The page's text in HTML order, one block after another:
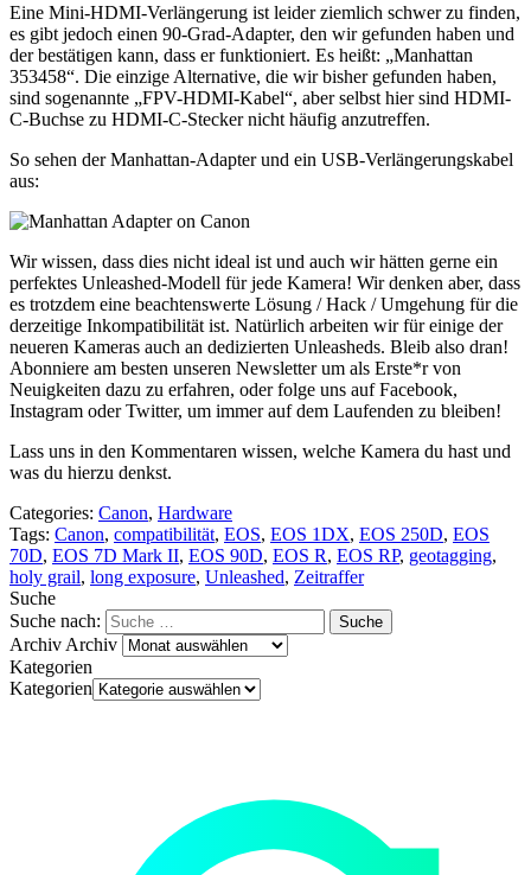
Eine Mini-HDMI-Verlängerung ist leider ziemlich schwer zu finden,
es gibt jedoch einen 90-Grad-Adapter, den wir gefunden haben und
der bestätigen kann, dass er funktioniert. Es heißt: „Manhattan
353458“. Die einzige Alternative, die wir bisher gefunden haben,
sind sogenannte „FPV-HDMI-Kabel“, aber selbst hier sind HDMI-
C-Buchse zu HDMI-C-Stecker nicht häufig anzutreffen.
So sehen der Manhattan-Adapter und ein USB-Verlängerungskabel
aus:
Wir wissen, dass dies nicht ideal ist und auch wir hätten gerne ein
perfektes Unleashed-Modell für jede Kamera! Wir denken aber, dass
es trotzdem eine beachtenswerte Lösung / Hack / Umgehung für die
derzeitige Inkompatibilität ist. Natürlich arbeiten wir für einige der
neueren Kameras auch an dedizierten Unleasheds. Bleib also dran!
Abonniere am besten unseren Newsletter um als Erste*r von
Neuigkeiten dazu zu erfahren, oder folge uns auf Facebook,
Instagram oder Twitter, um immer auf dem Laufenden zu bleiben!
Lass uns in den Kommentaren wissen, welche Kamera du hast und
was du hierzu denkst.
Categories: Canon, Hardware
Tags: Canon, compatibilität, EOS, EOS 1DX, EOS 250D, EOS
70D, EOS 7D Mark II, EOS 90D, EOS R, EOS RP, geotagging,
holy grail, long exposure, Unleashed, Zeitraffer
Suche
Suche nach:
Archiv Archiv
Kategorien
Kategorien